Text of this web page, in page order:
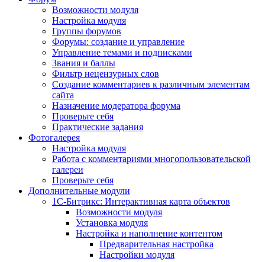
Возможности модуля
Настройка модуля
Группы форумов
Форумы: создание и управление
Управление темами и подписками
Звания и баллы
Фильтр нецензурных слов
Создание комментариев к различным элементам
сайта
Назначение модератора форума
Проверьте себя
Практические задания
Фотогалерея
Настройка модуля
Работа с комментариями многопользовательской
галереи
Проверьте себя
Дополнительные модули
1С-Битрикс: Интерактивная карта объектов
Возможности модуля
Установка модуля
Настройка и наполнение контентом
Предварительная настройка
Настройки модуля